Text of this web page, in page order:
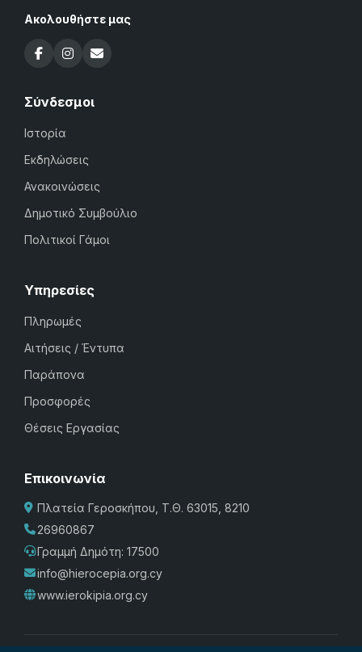
Ακολουθήστε μας
Σύνδεσμοι
Ιστορία
Εκδηλώσεις
Ανακοινώσεις
Δημοτικό Συμβούλιο
Πολιτικοί Γάμοι
Υπηρεσίες
Πληρωμές
Αιτήσεις / Έντυπα
Παράπονα
Προσφορές
Θέσεις Εργασίας
Επικοινωνία
Πλατεία Γεροσκήπου, Τ.Θ. 63015, 8210
26960867
Γραμμή Δημότη: 17500
info@hierocepia.org.cy
www.ierokipia.org.cy